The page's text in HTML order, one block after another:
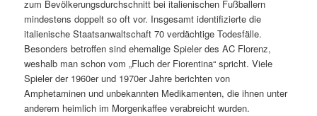
zum Bevölkerungsdurchschnitt bei italienischen Fußballern
mindestens doppelt so oft vor. Insgesamt identifizierte die
italienische Staatsanwaltschaft 70 verdächtige Todesfälle.
Besonders betroffen sind ehemalige Spieler des AC Florenz,
weshalb man schon vom „Fluch der Fiorentina“ spricht. Viele
Spieler der 1960er und 1970er Jahre berichten von
Amphetaminen und unbekannten Medikamenten, die ihnen unter
anderem heimlich im Morgenkaffee verabreicht wurden.